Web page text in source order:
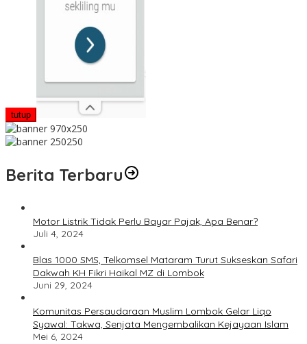
tutup
Berita Terbaru
Motor Listrik Tidak Perlu Bayar Pajak, Apa Benar?
Juli 4, 2024
Blas 1000 SMS, Telkomsel Mataram Turut Sukseskan Safari
Dakwah KH Fikri Haikal MZ di Lombok
Juni 29, 2024
Komunitas Persaudaraan Muslim Lombok Gelar Liqo
Syawal: Takwa, Senjata Mengembalikan Kejayaan Islam
Mei 6, 2024